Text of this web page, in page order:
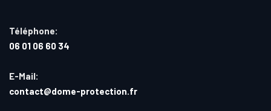
Téléphone:
06 01 06 60 34
E-Mail:
contact@dome-protection.fr